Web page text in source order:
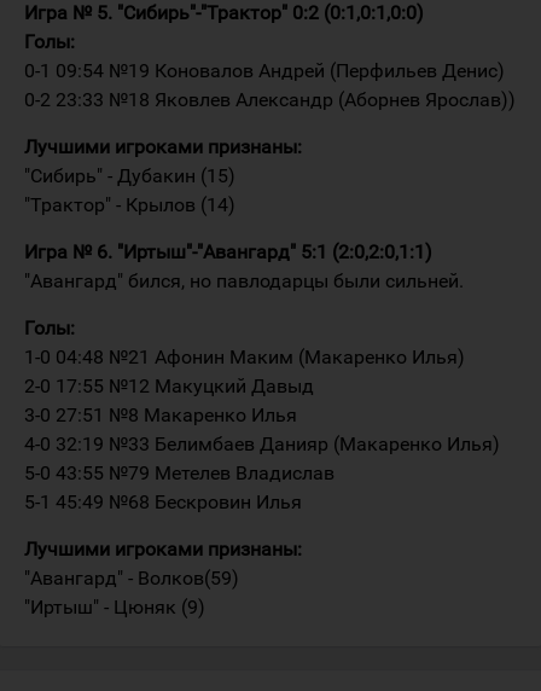
Игра № 5. "Сибирь"-"Трактор" 0:2 (0:1,0:1,0:0)
Голы:
0-1 09:54 №19 Коновалов Андрей (Перфильев Денис)
0-2 23:33 №18 Яковлев Александр (Аборнев Ярослав))
Лучшими игроками признаны:
"Сибирь" - Дубакин (15)
"Трактор" - Крылов (14)
Игра № 6. "Иртыш"-"Авангард" 5:1 (2:0,2:0,1:1)
"Авангард" бился, но павлодарцы были сильней.
Голы:
1-0 04:48 №21 Афонин Маким (Макаренко Илья)
2-0 17:55 №12 Макуцкий Давыд
3-0 27:51 №8 Макаренко Илья
4-0 32:19 №33 Белимбаев Данияр (Макаренко Илья)
5-0 43:55 №79 Метелев Владислав
5-1 45:49 №68 Бескровин Илья
Лучшими игроками признаны:
"Авангард" - Волков(59)
"Иртыш" - Цюняк (9)